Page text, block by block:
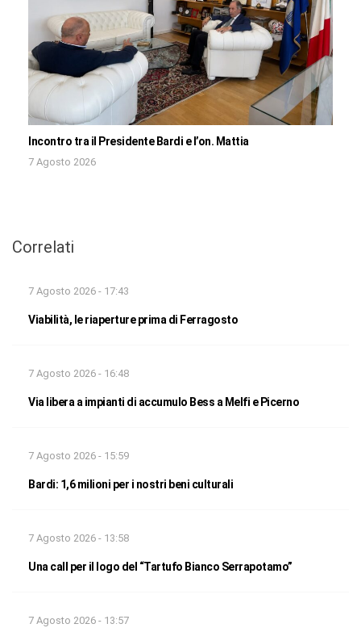
Incontro tra il Presidente Bardi e l’on. Mattia
7 Agosto 2026
Correlati
7 Agosto 2026 - 17:43
Viabilità, le riaperture prima di Ferragosto
7 Agosto 2026 - 16:48
Via libera a impianti di accumulo Bess a Melfi e Picerno
7 Agosto 2026 - 15:59
Bardi: 1,6 milioni per i nostri beni culturali
7 Agosto 2026 - 13:58
Una call per il logo del “Tartufo Bianco Serrapotamo”
7 Agosto 2026 - 13:57